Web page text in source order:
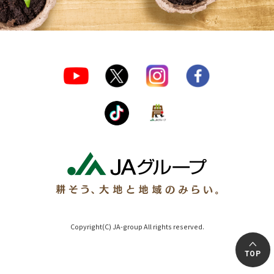
Copyright(C) JA-group All rights reserved.
TOP